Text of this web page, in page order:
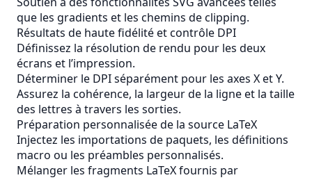
que les gradients et les chemins de clipping.
Résultats de haute fidélité et contrôle DPI
Définissez la résolution de rendu pour les deux
écrans et l’impression.
Déterminer le DPI séparément pour les axes X et Y.
Assurez la cohérence, la largeur de la ligne et la taille
des lettres à travers les sorties.
Préparation personnalisée de la source LaTeX
Injectez les importations de paquets, les définitions
macro ou les préambles personnalisés.
Mélanger les fragments LaTeX fournis par